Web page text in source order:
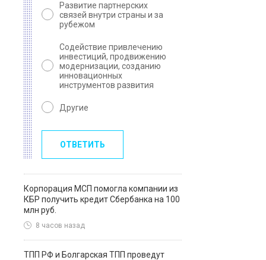
Развитие партнерских
связей внутри страны и за
рубежом
Содействие привлечению
инвестиций, продвижению
модернизации, созданию
инновационных
инструментов развития
Другие
ОТВЕТИТЬ
Корпорация МСП помогла компании из
КБР получить кредит Сбербанка на 100
млн руб.
8 часов назад
ТПП РФ и Болгарская ТПП проведут